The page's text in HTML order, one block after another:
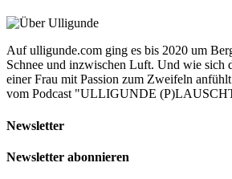
Auf ulligunde.com ging es bis 2020 um
Schnee und inzwischen Luft. Und wie sich
einer Frau mit Passion zum Zweifeln
vom Podcast "ULLIGUNDE
Newsletter
Newsletter abonnieren